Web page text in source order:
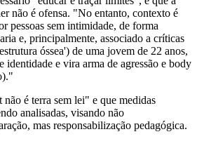
não é ofensa. "No entanto, contexto é
pessoas sem intimidade, de forma
e, principalmente, associado a críticas
óssea') de uma jovem de 22 anos,
identidade e vira arma de agressão e body
é terra sem lei" e que medidas
analisadas, visando não
mas responsabilização pedagógica.